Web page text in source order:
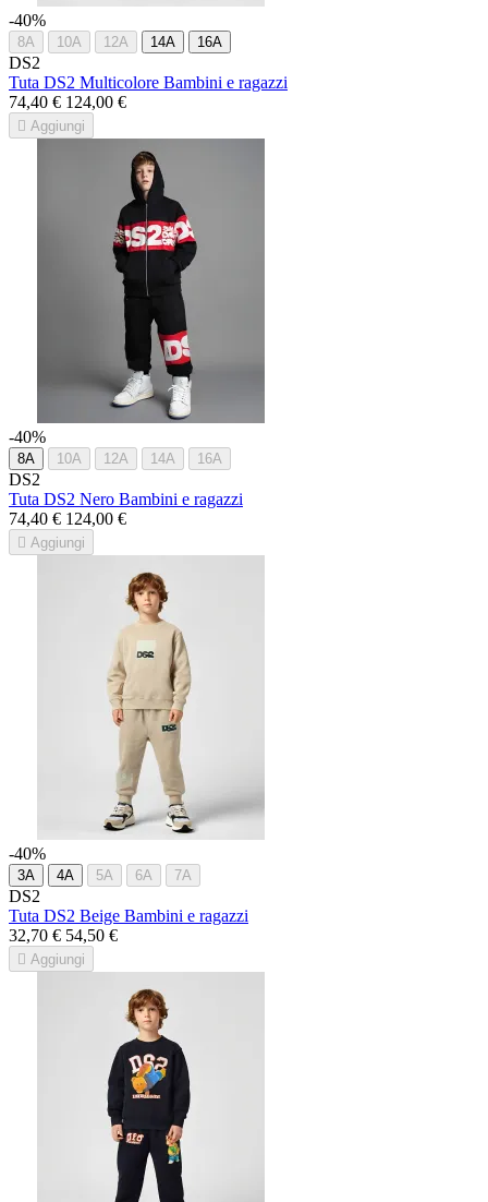
-40%
8A 10A 12A 14A 16A
DS2
Tuta DS2 Multicolore Bambini e ragazzi
74,40 € 124,00 €
 Aggiungi
-40%
8A 10A 12A 14A 16A
DS2
Tuta DS2 Nero Bambini e ragazzi
74,40 € 124,00 €
 Aggiungi
-40%
3A 4A 5A 6A 7A
DS2
Tuta DS2 Beige Bambini e ragazzi
32,70 € 54,50 €
 Aggiungi